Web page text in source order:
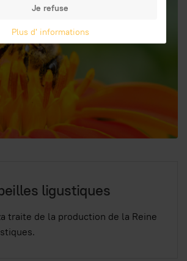
ligustiques
traite de la production de la Reine
Je refuse
Plus d' informations